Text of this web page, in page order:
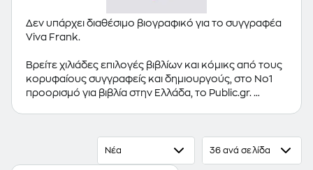
Δεν υπάρχει διαθέσιμο βιογραφικό για το συγγραφέα
Viva Frank.
Βρείτε χιλιάδες επιλογές βιβλίων και κόμικς από τους
κορυφαίους συγγραφείς και δημιουργούς, στο Νο1
προορισμό για βιβλία στην Ελλάδα, το Public.gr.
Ξενόγλωσσα Βιβλία,Κόμικς
Νέα 36 ανά σελίδα